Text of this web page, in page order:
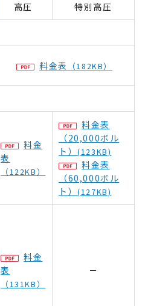
高圧 特別高圧
料金表 （182KB）
料金
表
（122KB）
料金表
（20,000ボル
ト）(123KB)
料金表
（60,000ボル
ト）(127KB)
料金
表
（131KB）
－